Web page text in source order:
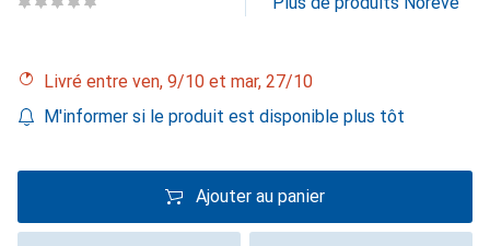
Livré entre ven, 9/10 et mar, 27/10
M'informer si le produit est disponible plus tôt
Ajouter au panier